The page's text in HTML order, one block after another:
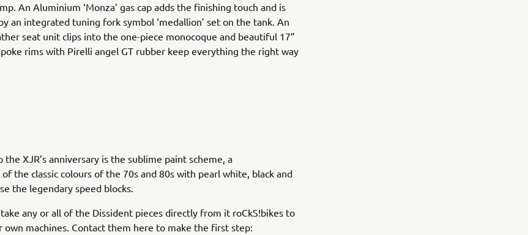
An Aluminium ‘Monza’ gas cap adds the finishing touch and is
an integrated tuning fork symbol ‘medallion’ set on the tank. An
seat unit clips into the one-piece monocoque and beautiful 17”
rims with Pirelli angel GT rubber keep everything the right way
XJR’s anniversary is the sublime paint scheme, a
the classic colours of the 70s and 80s with pearl white, black and
the legendary speed blocks.
any or all of the Dissident pieces directly from it roCkS!bikes to
own machines. Contact them here to make the first step: